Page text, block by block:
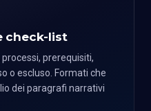
check-list
prerequisiti,
o escluso. Formati che
dei paragrafi narrativi